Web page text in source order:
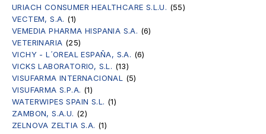
URIACH CONSUMER HEALTHCARE S.L.U. (55)
VECTEM, S.A. (1)
VEMEDIA PHARMA HISPANIA S.A. (6)
VETERINARIA (25)
VICHY - L´OREAL ESPAÑA, S.A. (6)
VICKS LABORATORIO, S.L. (13)
VISUFARMA INTERNACIONAL
(5)
VISUFARMA S.P.A. (1)
WATERWIPES SPAIN S.L. (1)
ZAMBON, S.A.U. (2)
ZELNOVA ZELTIA S.A. (1)